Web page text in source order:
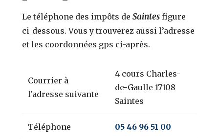
Le téléphone des impôts deSaintesfigure
ci-dessous. Vous y trouverez aussi l’adresse
et les coordonnées gps ci-après.
Courrier à
l'adresse suivante
4 cours Charles-
de-Gaulle 17108
Saintes
Téléphone 05 46 96 51 00